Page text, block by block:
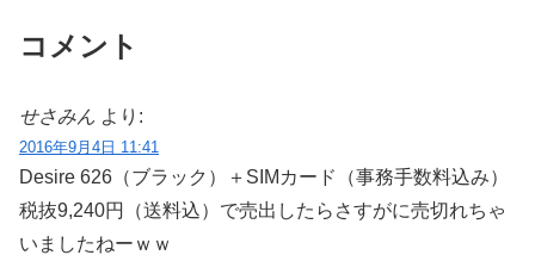
コメント
せさみん より:
2016年9月4日 11:41
Desire 626（ブラック）＋SIMカード（事務手数料込み）
税抜9,240円（送料込）で売出したらさすがに売切れちゃ
いましたねーｗｗ